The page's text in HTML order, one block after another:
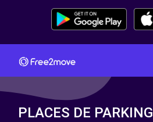
PLACES DE PARKING